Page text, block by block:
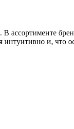
ассортименте
и,